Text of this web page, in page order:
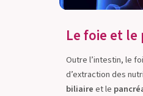
Le foie et le
Outre l’intestin, le
d’extraction des
biliaireet le